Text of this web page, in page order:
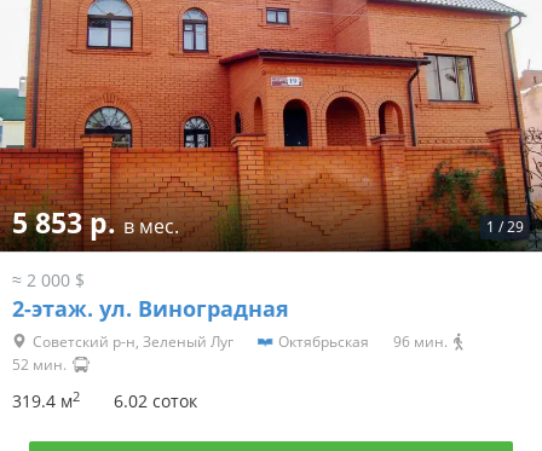
1 /29
5 853 р.в мес.
≈ 2 000 $
2-этаж. ул. Виноградная
Советский р-н, Зеленый Луг Октябрьская
96 мин.
52 мин.
319.4 м2 6.02 соток